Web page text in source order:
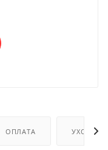
ОПЛАТА УХОД И